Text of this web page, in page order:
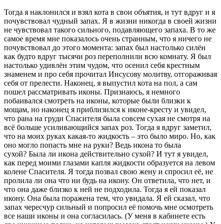
Тогда я наклонился и взял кота в свои объятия, и тут вдруг и я
почувствовал чудный запах. Я в жизни никогда в своей жизни
не чувствовал такого сильного, подавляющего запаха. В то же
самое время мне показалось очень странным, что я ничего не
почувствовал до этого момента: запах был настолько силён
как будто вдруг тысячи роз переполнили всю комнату. Я был
настолько удивлён этим чудом, что осенил себя крестным
знаменем и про себя прочитал Иисусову молитву, отгораживая
себя от прелести. Наконец, я выпустил кота на пол, а сам
пошел рассматривать иконы. Признаюсь, я немного
побаивался смотреть на иконы, которые были близки к
мощам, но наконец я приблизился к иконе-кресту и увидел,
что рана на груди Спасителя была совсем сухая не смотря на
всё больше усиливающийся запах роз. Тогда я вдруг заметил,
что на моих руках какая-то жидкость – это было миро. Но, как
оно могло попасть мне на руки? Ведь икона то была
сухой? Была ли икона действительно сухой? И тут я увидел,
как перед моими глазами капля жидкости образуется на левом
колене Спасителя. Я тогда позвал свою жену и спросил её, не
пролила ли она что ни будь на икону. Он ответила, что нет, и
что она даже близко к ней не подходила. Тогда я ей показал
икону. Она была поражена тем, что увидала. Я ей сказал, что
запах чересчур сильный и попросил её помочь мне осмотреть
все наши иконы и она согласилась. (У меня в кабинете есть